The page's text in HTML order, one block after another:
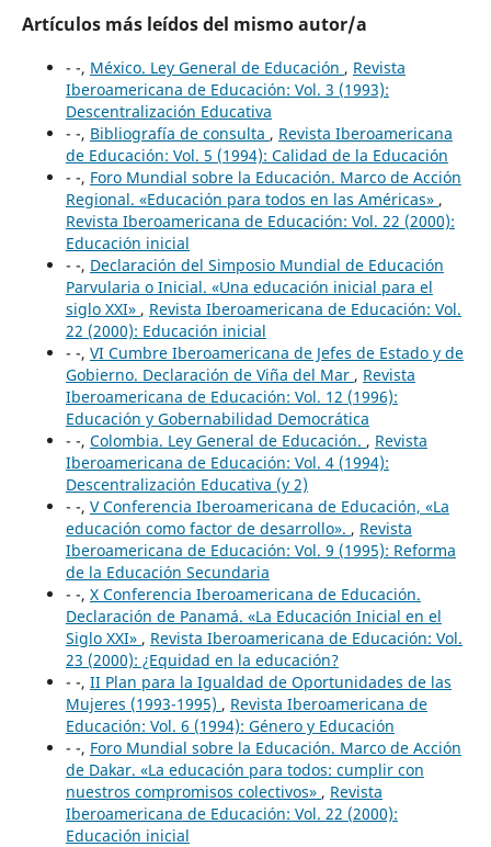
Artículos más leídos del mismo autor/a
- -, México. Ley General de Educación , Revista
Iberoamericana de Educación: Vol. 3 (1993):
Descentralización Educativa
- -, Bibliografía de consulta , Revista Iberoamericana
de Educación: Vol. 5 (1994): Calidad de la Educación
- -, Foro Mundial sobre la Educación. Marco de Acción
Regional. «Educación para todos en las Américas» ,
Revista Iberoamericana de Educación: Vol. 22 (2000):
Educación inicial
- -, Declaración del Simposio Mundial de Educación
Parvularia o Inicial. «Una educación inicial para el
siglo XXI» , Revista Iberoamericana de Educación: Vol.
22 (2000): Educación inicial
- -, VI Cumbre Iberoamericana de Jefes de Estado y de
Gobierno. Declaración de Viña del Mar , Revista
Iberoamericana de Educación: Vol. 12 (1996):
Educación y Gobernabilidad Democrática
- -, Colombia. Ley General de Educación. , Revista
Iberoamericana de Educación: Vol. 4 (1994):
Descentralización Educativa (y 2)
- -, V Conferencia Iberoamericana de Educación, «La
educación como factor de desarrollo». , Revista
Iberoamericana de Educación: Vol. 9 (1995): Reforma
de la Educación Secundaria
- -, X Conferencia Iberoamericana de Educación.
Declaración de Panamá. «La Educación Inicial en el
Siglo XXI» , Revista Iberoamericana de Educación: Vol.
23 (2000): ¿Equidad en la educación?
- -, II Plan para la Igualdad de Oportunidades de las
Mujeres (1993-1995) , Revista Iberoamericana de
Educación: Vol. 6 (1994): Género y Educación
- -, Foro Mundial sobre la Educación. Marco de Acción
de Dakar. «La educación para todos: cumplir con
nuestros compromisos colectivos» , Revista
Iberoamericana de Educación: Vol. 22 (2000):
Educación inicial